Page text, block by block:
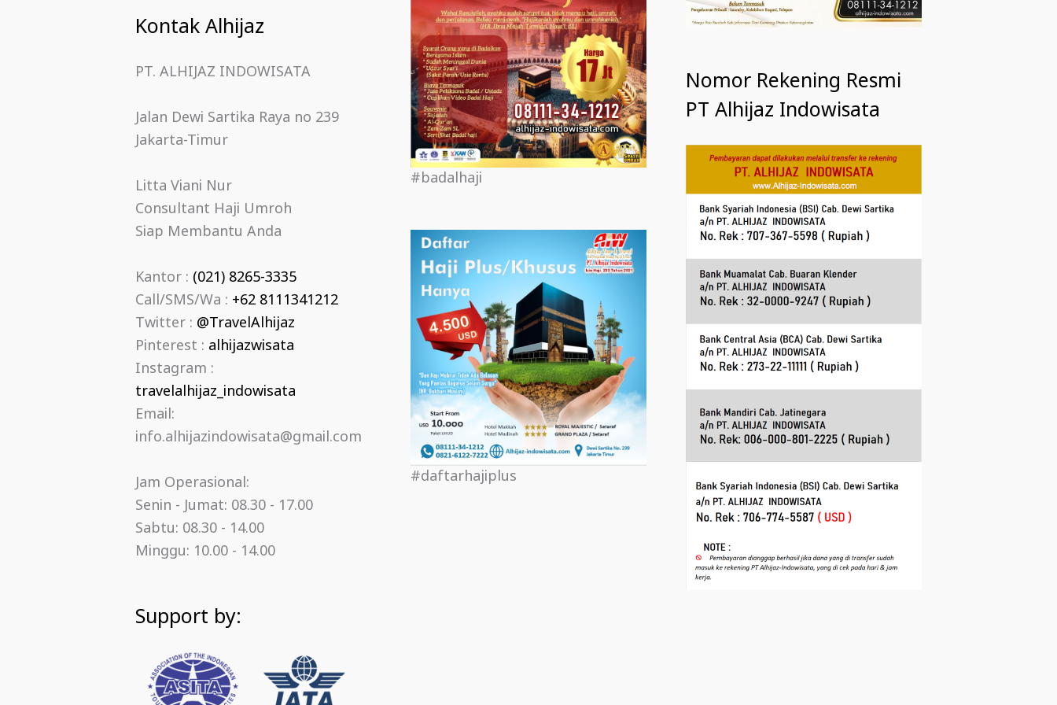
Kontak Alhijaz
PT. ALHIJAZ INDOWISATA
Jalan Dewi Sartika Raya no 239
Jakarta-Timur
Litta Viani Nur
Consultant Haji Umroh
Siap Membantu Anda
Kantor : (021) 8265-3335
Call/SMS/Wa : +62 8111341212
Twitter : @TravelAlhijaz
Pinterest : alhijazwisata
Instagram :
travelalhijaz_indowisata
Email:
info.alhijazindowisata@gmail.com
Jam Operasional:
Senin - Jumat: 08.30 - 17.00
Sabtu: 08.30 - 14.00
Minggu: 10.00 - 14.00
Support by:
#badalhaji
#daftarhajiplus
Nomor Rekening Resmi
PT Alhijaz Indowisata